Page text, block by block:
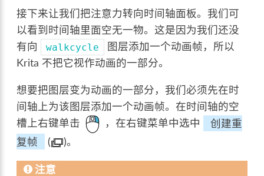
接下来让我们把注意力转向时间轴面板。我们可
以看到时间轴里面空无一物。这是因为我们还没
有向
walkcycle
图层添加一个动画帧，所以
Krita 不把它视作动画的一部分。
想要把图层变为动画的一部分，我们必须先在时
间轴上为该图层添加一个动画帧。在时间轴的空
槽上右键单击
，在右键菜单中选中
创建重
复帧
( )。
注意